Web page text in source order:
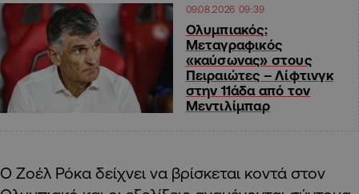
09.08.2026 09:39
Ολυμπιακός:
Μεταγραφικός
«καύσωνας» στους
Πειραιώτες – Λίφτινγκ
στην 11άδα από τον
Μεντιλίμπαρ
Ο Ζοέλ Ρόκα δείχνει να βρίσκεται κοντά στον